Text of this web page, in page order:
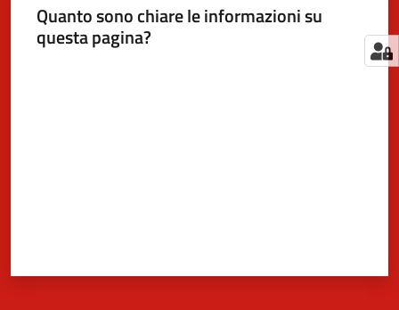
Quanto sono chiare le informazioni su
questa pagina?